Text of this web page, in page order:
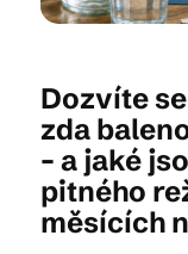
©
Dozvíte
zda
– a jaké
pitného
měsících